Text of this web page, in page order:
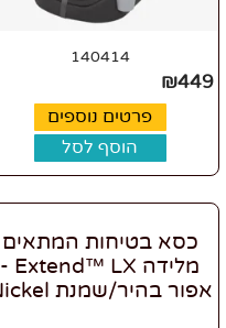
140414
₪449
פרטים נוספים
הוסף לסל
כסא בטיחות המתאים
מלידה Extend™ LX -
אפור בהיר/שמנת Nickel